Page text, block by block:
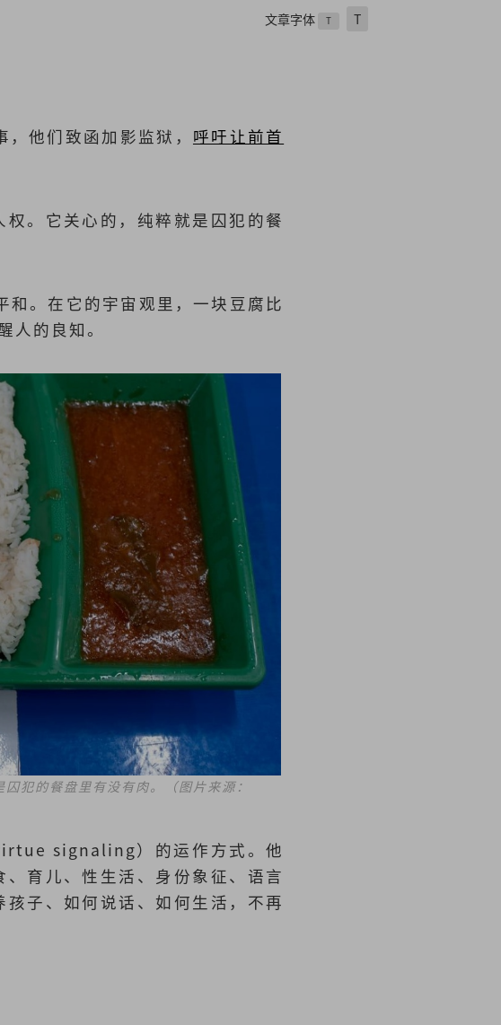
文章字体 T T
他们致函加影监狱， 呼吁让前首
。它关心的，纯粹就是囚犯的餐
和。在它的宇宙观里，一块豆腐比
的良知。
犯的餐盘里有没有肉。（图片来源：
signaling）的运作方式。他
育儿、性生活、身份象征、语言
子、如何说话、如何生活，不再